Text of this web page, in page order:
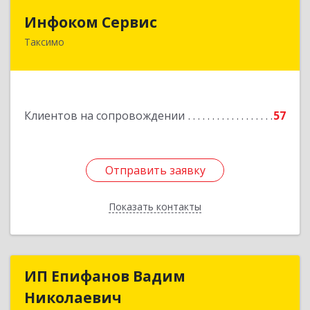
Инфоком Сервис
Таксимо
Клиентов на сопровождении 57
Отправить заявку
Показать контакты
671560, Республика Бурятия, Муйский р-н, пгт.
Отправить заявку
Назад
ИП Епифанов Вадим
Николаевич
ИП Епифанов Вадим